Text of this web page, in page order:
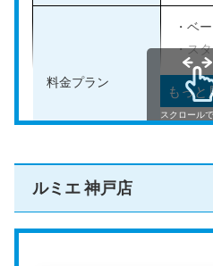
また、バーチャルオフィス
Regusのビジネスラウンジを
でも、快適な環境で取引先
るので便利です。
4つのプランが用意されてい
や、バーチャルオフィスだ
回利用できるプランなど、幅
ンが揃っています。
料金プラン
・ベ
・ス
・ビ
・ビ
・パ
法人登記の可否
スクロール
もっと
ルミエ 神戸店